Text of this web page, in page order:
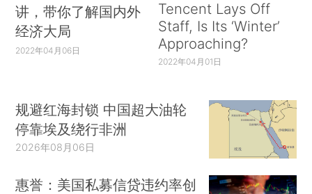
讲，带你了解国内外
经济大局
2022年04月06日
Tencent Lays Off
Staff, Is Its ‘Winter’
Approaching?
2022年04月01日
规避红海封锁 中国超大油轮
停靠埃及绕行非洲
2026年08月06日
惠誉：美国私募信贷违约率创